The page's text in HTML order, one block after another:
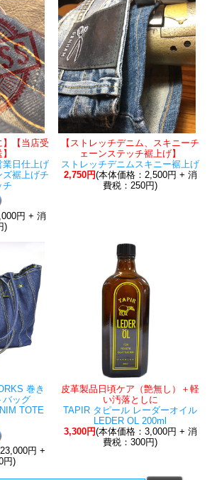
】【当店受
業日仕上げ
裾上げチ
チ
円 + 消
)
【ストレッチデニム、スキニーチ
ェーンステッチ裾上げ】
ストレッチデニムスキニー裾上げ
2,750円(本体価格：2,500円 + 消
費税：250円)
巻き
バッグ
TOTE
円 +
円)
皮革製品日頃ケア（艶無し）＋軽
い汚落としに
TAPIR タピール レーダーオイル
LEDER OL 200ml
3,300円(本体価格：3,000円 + 消
費税：300円)